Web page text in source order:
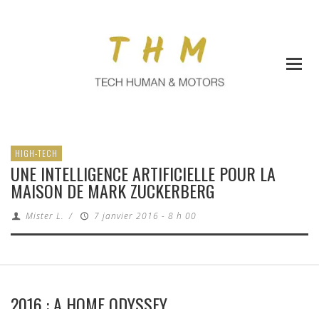
HIGH-TECH
UNE INTELLIGENCE ARTIFICIELLE POUR LA
MAISON DE MARK ZUCKERBERG
Mister L. / 7 janvier 2016 - 8 h 00